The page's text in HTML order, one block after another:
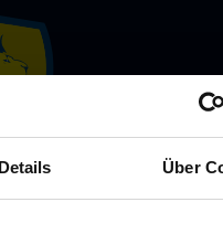
Details Über